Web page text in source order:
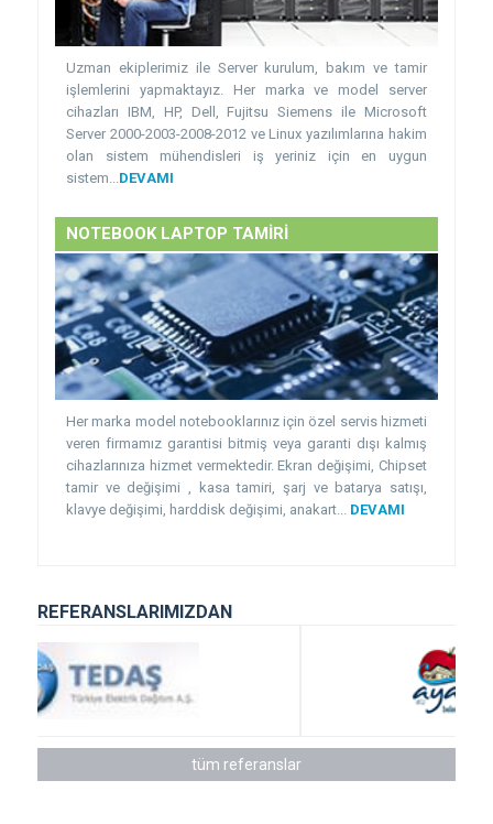
Uzman ekiplerimiz ile Server kurulum, bakım ve tamir
işlemlerini yapmaktayız. Her marka ve model server
cihazları IBM, HP, Dell, Fujitsu Siemens ile Microsoft
Server 2000-2003-2008-2012 ve Linux yazılımlarına hakim
olan sistem mühendisleri iş yeriniz için en uygun
sistem... DEVAMI
NOTEBOOK LAPTOP TAMİRİ
Her marka model notebooklarınız için özel servis hizmeti
veren firmamız garantisi bitmiş veya garanti dışı kalmış
cihazlarınıza hizmet vermektedir. Ekran değişimi, Chipset
tamir ve değişimi , kasa tamiri, şarj ve batarya satışı,
klavye değişimi, harddisk değişimi, anakart... DEVAMI
REFERANSLARIMIZDAN
tüm referanslar